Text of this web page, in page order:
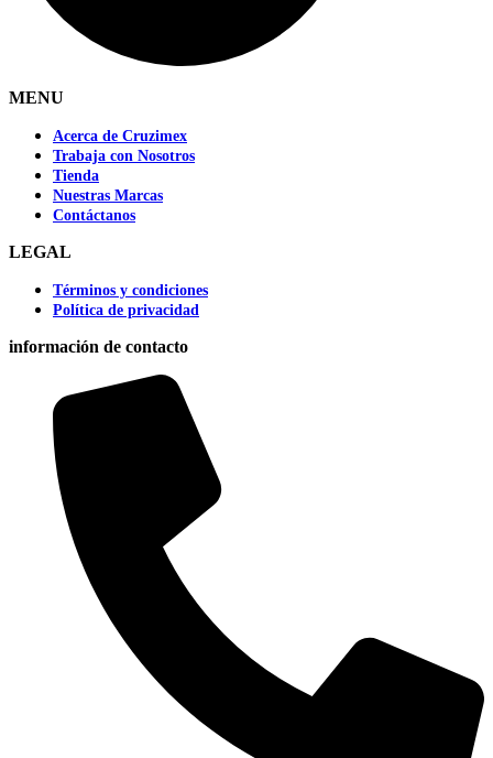
MENU
Acerca de Cruzimex
Trabaja con Nosotros
Tienda
Nuestras Marcas
Contáctanos
LEGAL
Términos y condiciones
Política de privacidad
información de contacto